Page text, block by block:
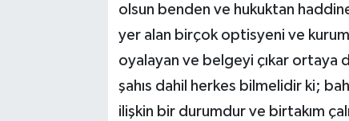
olsun benden ve hukuktan
yer alan birçok optisyeni ve
oyalayan ve belgeyi çıkar ortaya
şahıs dahil herkes bilmelidir ki;
ilişkin bir durumdur ve birtakım